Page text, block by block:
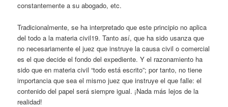
constantemente a su abogado, etc.
Tradicionalmente, se ha interpretado que este principio no aplica
del todo a la materia civil19. Tanto así, que ha sido usanza que
no necesariamente el juez que instruye la causa civil o comercial
es el que decide el fondo del expediente. Y el razonamiento ha
sido que en materia civil “todo está escrito”; por tanto, no tiene
importancia que sea el mismo juez que instruye el que falle: el
contenido del papel será siempre igual. ¡Nada más lejos de la
realidad!